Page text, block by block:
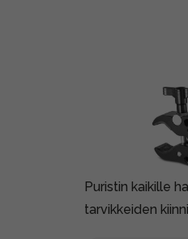
Puristin kaikille
tarvikkeiden